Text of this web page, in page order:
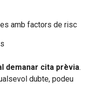
amb factors de risc
demanar cita prèvia.
dubte, podeu